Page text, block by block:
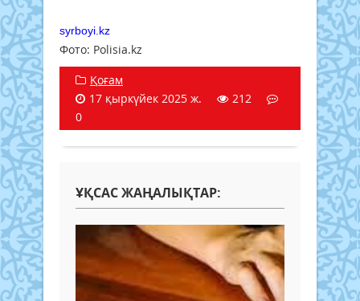
syrboyi.kz
Фото: Polisia.kz
Қоғам
17 қыркүйек 2025 ж.
212
0
ҰҚСАС ЖАҢАЛЫҚТАР: